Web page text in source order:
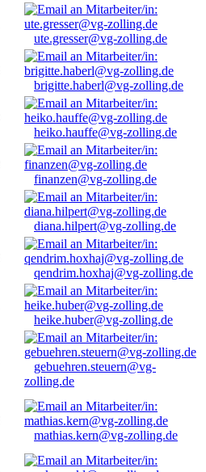
ute.gresser@vg-zolling.de
brigitte.haberl@vg-zolling.de
heiko.hauffe@vg-zolling.de
finanzen@vg-zolling.de
diana.hilpert@vg-zolling.de
qendrim.hoxhaj@vg-zolling.de
heike.huber@vg-zolling.de
gebuehren.steuern@vg-
zolling.de
mathias.kern@vg-zolling.de